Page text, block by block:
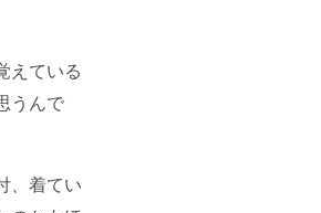
えている
うんで
、着てい